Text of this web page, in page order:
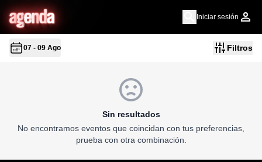
agenda Iniciar sesión
07 - 09 Ago Filtros
Sin resultados
No encontramos eventos que coincidan con tus preferencias,
prueba con otra combinación.